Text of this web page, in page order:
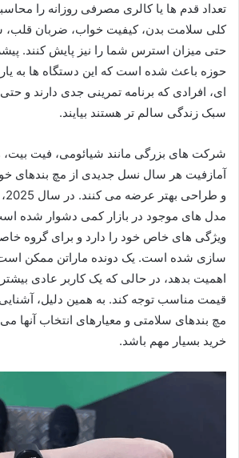
تعداد قدم ها یا کالری مصرفی روزانه را
کلی سلامت بدن، کیفیت خواب، ضربان
حتی میزان استرس شما را نیز پایش کنند.
حوزه باعث شده است که این دستگاه ها به
ای، افرادی که برنامه تمرینی جدی دارند و حتی
سبک زندگی سالم تر هستند بیایند.
شرکت های بزرگی مانند شیائومی، فیت
آمازفیت هر سال نسل جدیدی از مچ بندهای خود
و
مدل های موجود در بازار کمی دشوار شده
ویژگی های خاص خود را دارد و برای گروه
اهمیت بدهد، در حالی که یک کاربر عادی
قیمت مناسب توجه کند. به همین دلیل،
مچ بندهای سلامتی و معیارهای انتخاب آنها
خرید بسیار مهم باشد.